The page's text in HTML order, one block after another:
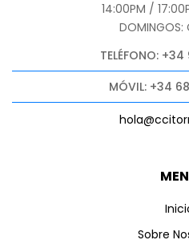
Sobre
14:00PM /
DOMINGOS:
TELÉFONO:
MÓVIL: +34